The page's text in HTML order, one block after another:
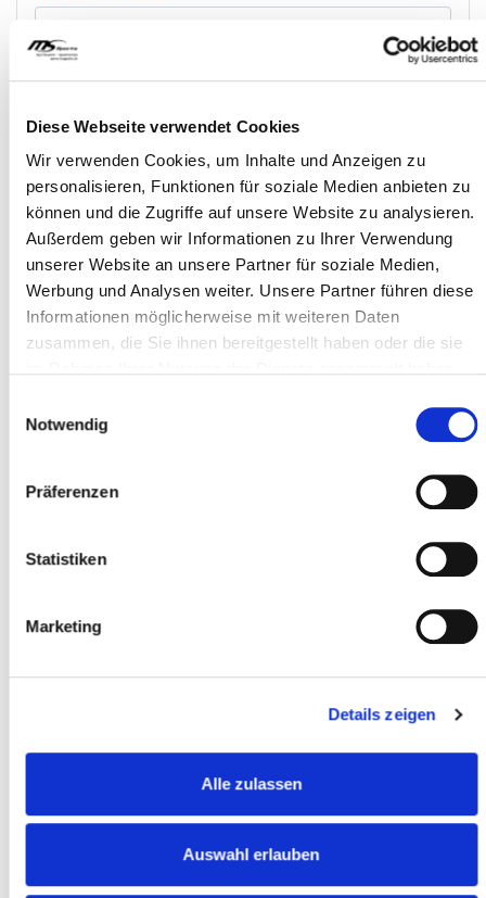
Diese Webseite verwendet Cookies
Wir verwenden Cookies, um Inhalte und Anzeigen zu
personalisieren, Funktionen für soziale Medien anbieten zu
können und die Zugriffe auf unsere Website zu analysieren.
Außerdem geben wir Informationen zu Ihrer Verwendung
unserer Website an unsere Partner für soziale Medien,
Werbung und Analysen weiter. Unsere Partner führen diese
Informationen möglicherweise mit weiteren Daten
zusammen, die Sie ihnen bereitgestellt haben oder die sie
Notwendig
Präferenzen
Statistiken
Marketing
Details zeigen
Alle zulassen
Auswahl erlauben
Adresse ligne 1 *
Code postal *
Finaliser votre inscription
QUESTIONS?
Avez-vous des questions?
Téléphone: +41 41 260 33 67